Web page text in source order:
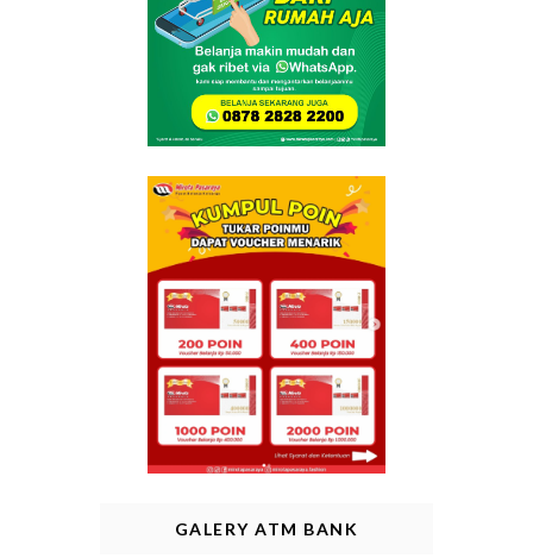
GALERY ATM BANK